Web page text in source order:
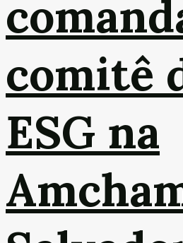
comitê
ESG na